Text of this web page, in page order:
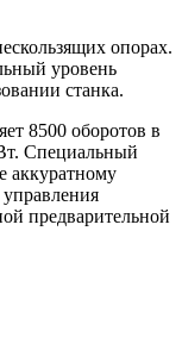
опорах.
уровень
станка.
8500 оборотов в
Специальный
аккуратному
предварительной